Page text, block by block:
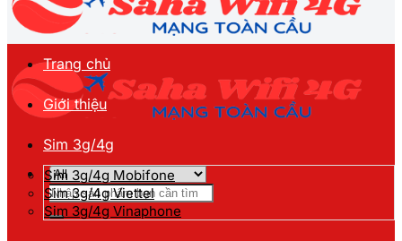
Tìm
kiếm:
Trang chủ
Giới thiệu
Sim 3g/4g
Sim 3g/4g Mobifone
Sim 3g/4g Viettel
Sim 3g/4g Vinaphone